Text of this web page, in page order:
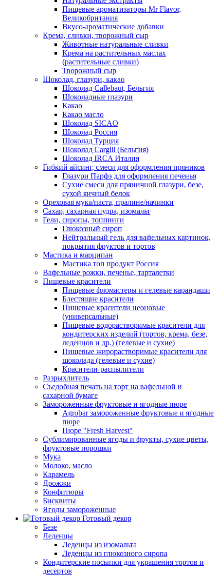
Пищевые ароматизаторы Mr Flavor,
Великобритания
Вкусо-ароматические добавки
Крема, сливки, творожный сыр
Животные натуральные сливки
Крема на растительных маслах
(растительные сливки)
Творожный сыр
Шоколад, глазури, какао
Шоколад Callebaut, Бельгия
Шоколадные глазури
Какао
Какао масло
Шоколад SICAO
Шоколад Россия
Шоколад Турция
Шоколад Cargill (Бельгия)
Шоколад IRCA Италия
Гибкий айсинг, смеси для оформления пряников
Глазури Парфэ для оформления печенья
Сухие смеси для пряничной глазури, безе,
сухой яичный белок
Ореховая мука/паста, пралине/начинки
Сахар, сахарная пудра, изомальт
Гели, сиропы, топпинги
Глюкозный сироп
Нейтральный гель для вафельных картинок,
покрытия фруктов и тортов
Мастика и марципан
Мастика топ продукт Россия
Вафельные рожки, печенье, тарталетки
Пищевые красители
Пищевые фломастеры и гелевые карандаши
Блестящие красители
Пищевые красители неоновые
(универсальные)
Пищевые водорастворимые красители для
кондитерских изделий (тортов, крема, безе,
леденцов и др.) (гелевые и сухие)
Пищевые жирорастворимые красители для
шоколада (гелевые и сухие)
Красители-распылители
Разрыхлитель
Съедобная печать на торт на вафельной и
сахарной бумаге
Замороженные фруктовые и ягодные пюре
Agrobar замороженные фруктовые и ягодные
пюре
Пюре "Fresh Harvest"
Сублимированные ягоды и фрукты, сухие цветы,
фруктовые порошки
Мука
Молоко, масло
Карамель
Дрожжи
Конфитюры
Бисквиты
Ягоды замороженные
Готовый декор
Безе
Леденцы
Леденцы из изомальта
Леденцы из глюкозного сиропа
Кондитерские посыпки для украшения тортов и
десертов